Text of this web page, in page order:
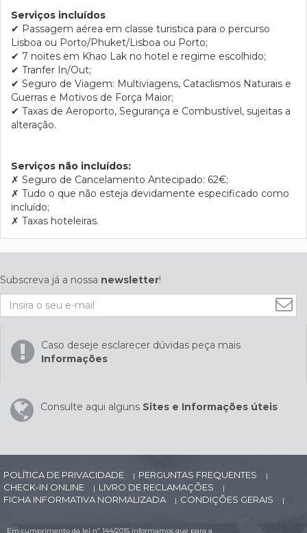
Serviços incluídos
✔ Passagem aérea em classe turistica para o percurso
Lisboa ou Porto/Phuket/Lisboa ou Porto;
✔ 7 noites em Khao Lak no hotel e regime escolhido;
✔ Tranfer In/Out;
✔ Seguro de Viagem: Multiviagens, Cataclismos Naturais e
Guerras e Motivos de Força Maior;
✔ Taxas de Aeroporto, Segurança e Combustível, sujeitas a
alteração.
Serviços não incluídos:
✗ Seguro de Cancelamento Antecipado: 62€;
✗ Tudo o que não esteja devidamente especificado como
incluído;
✗ Taxas hoteleiras.
Subscreva já a nossa newsletter!
Caso deseje esclarecer dúvidas peça mais
Informações
Consulte aqui alguns Sites e Informações úteis
POLÍTICA DE PRIVACIDADE | PERGUNTAS FREQUENTES |
CHECK-IN ONLINE | LIVRO DE RECLAMAÇÕES |
FICHA INFORMATIVA NORMALIZADA | CONDIÇÕES GERAIS |
Em cumprimento da lei nº 144/2015 informamos que para a